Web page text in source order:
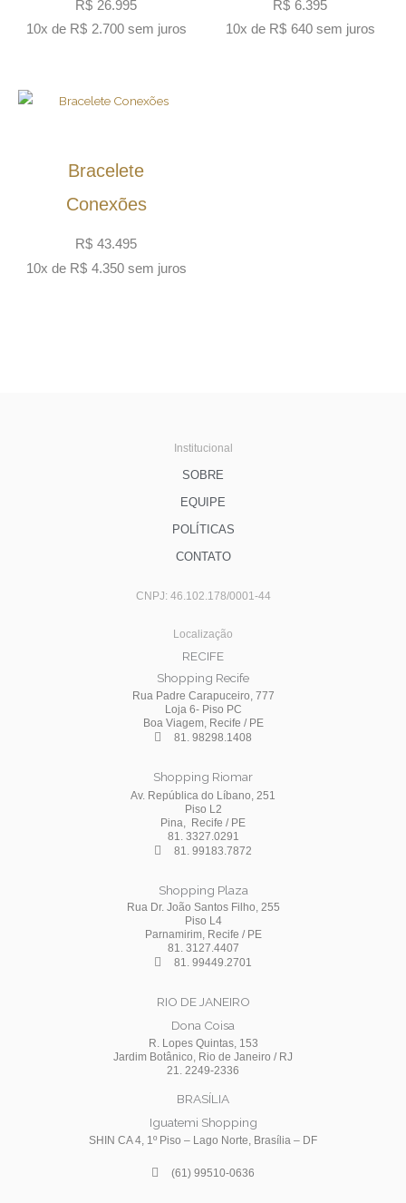
R$ 26.995
10x de R$ 2.700 sem juros
R$ 6.395
10x de R$ 640 sem juros
Bracelete
Conexões
R$ 43.495
10x de R$ 4.350 sem juros
Institucional
SOBRE
EQUIPE
POLÍTICAS
CONTATO
CNPJ: 46.102.178/0001-44
Localização
RECIFE
Shopping Recife
Rua Padre Carapuceiro, 777
Loja 6- Piso PC
Boa Viagem, Recife / PE
81. 98298.1408
Shopping Riomar
Av. República do Líbano, 251
Piso L2
Pina, Recife / PE
81. 3327.0291
81. 99183.7872
Shopping Plaza
Rua Dr. João Santos Filho, 255
Piso L4
Parnamirim, Recife / PE
81. 3127.4407
81. 99449.2701
RIO DE JANEIRO
Dona Coisa
R. Lopes Quintas, 153
Jardim Botânico, Rio de Janeiro / RJ
21. 2249-2336
BRASÍLIA
Iguatemi Shopping
SHIN CA 4, 1º Piso – Lago Norte, Brasília – DF
(61) 99510-0636